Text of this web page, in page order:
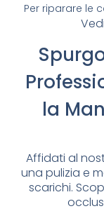
Per riparare le
la
Affidati al
una pulizia e
scarichi.